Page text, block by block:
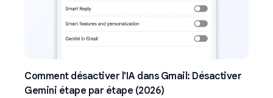
Comment désactiver l'IA dans Gmail: Désactiver
Gemini étape par étape (2026)